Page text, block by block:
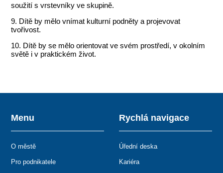
soužití s vrstevníky ve skupině.
9. Dítě by mělo vnímat kulturní podněty a projevovat
tvořivost.
10. Dítě by se mělo orientovat ve svém prostředí, v okolním
světě i v praktickém život.
Menu
O městě
Pro podnikatele
Rychlá navigace
Úřední deska
Kariéra